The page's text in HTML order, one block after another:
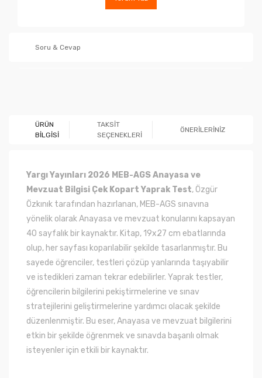
Soru & Cevap
ÜRÜN
BİLGİSİ
TAKSİT
SEÇENEKLERİ
ÖNERİLERİNİZ
Yargı Yayınları 2026 MEB-AGS Anayasa ve
Mevzuat Bilgisi Çek Kopart Yaprak Test, Özgür
Özkınık tarafından hazırlanan, MEB-AGS sınavına
yönelik olarak Anayasa ve mevzuat konularını kapsayan
40 sayfalık bir kaynaktır. Kitap, 19x27 cm ebatlarında
olup, her sayfası koparılabilir şekilde tasarlanmıştır. Bu
sayede öğrenciler, testleri çözüp yanlarında taşıyabilir
ve istedikleri zaman tekrar edebilirler. Yaprak testler,
öğrencilerin bilgilerini pekiştirmelerine ve sınav
stratejilerini geliştirmelerine yardımcı olacak şekilde
düzenlenmiştir. Bu eser, Anayasa ve mevzuat bilgilerini
etkin bir şekilde öğrenmek ve sınavda başarılı olmak
isteyenler için etkili bir kaynaktır.